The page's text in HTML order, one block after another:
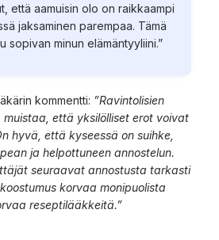
että aamuisin olo on raikkaampi
jaksaminen parempaa. Tämä
sopivan minun elämäntyyliini.”
kommentti: ”Ravintolisien
että yksilölliset erot voivat
hyvä, että kyseessä on suihke,
ja helpottuneen annostelun.
seuraavat annostusta tarkasti
korvaa monipuolista
reseptilääkkeitä.”